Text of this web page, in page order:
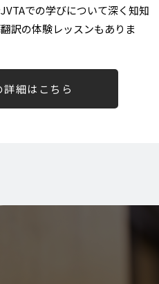
での学びについて深く知知
訳の体験レッスンもありま
細はこちら​